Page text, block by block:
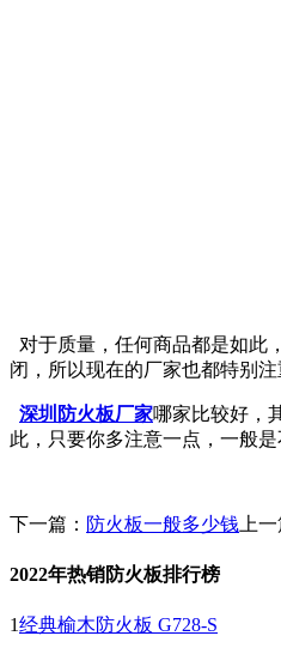
对于质量，任何商品都是如此
闭，所以现在的厂家也都特别注
深圳防火板厂家哪家比较好，
此，只要你多注意一点，一般
下一篇： 防火板一般多少钱 上
2022年热销防火板排行榜
1经典榆木防火板 G728-S